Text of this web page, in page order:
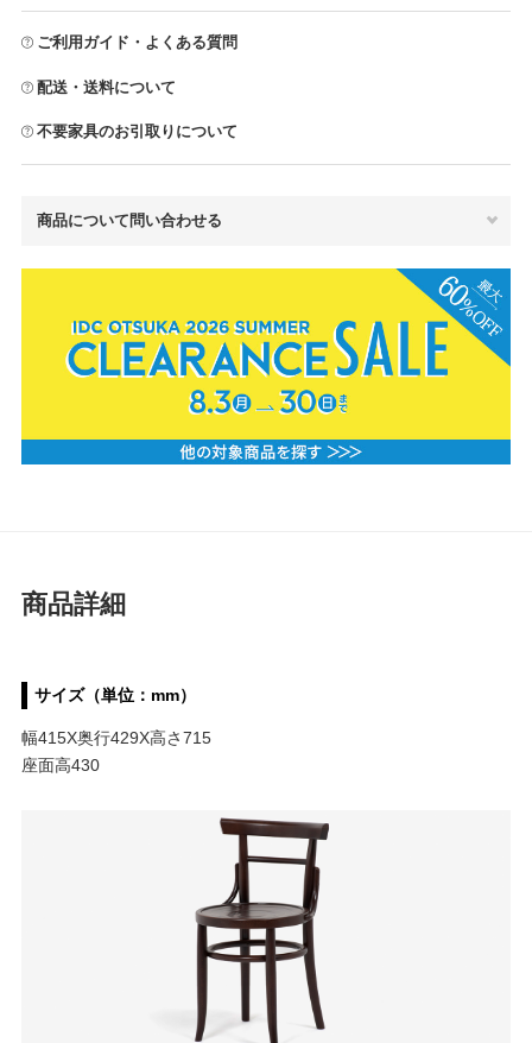
ご利用ガイド・よくある質問
配送・送料について
不要家具のお引取りについて
商品について問い合わせる
商品詳細
サイズ（単位：mm）
幅415X奥行429X高さ715
座面高430